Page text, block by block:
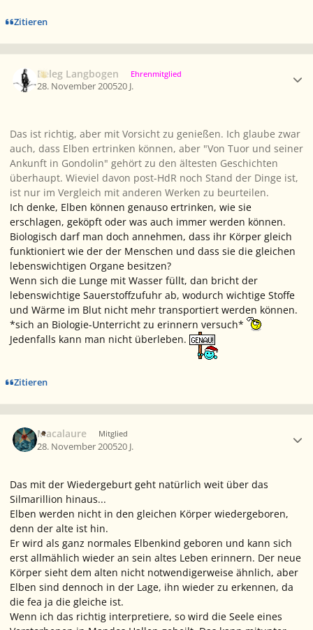
Zitieren
Beleg Langbogen Ehrenmitglied
28. November 200520 J.
Das ist richtig, aber mit Vorsicht zu genießen. Ich glaube zwar
auch, dass Elben ertrinken können, aber "Von Tuor und seiner
Ankunft in Gondolin" gehört zu den ältesten Geschichten
überhaupt. Wieviel davon post-HdR noch Stand der Dinge ist,
ist nur im Vergleich mit anderen Werken zu beurteilen.
Ich denke, Elben können genauso ertrinken, wie sie
erschlagen, geköpft oder was auch immer werden können.
Biologisch darf man doch annehmen, dass ihr Körper gleich
funktioniert wie der der Menschen und dass sie die gleichen
lebenswichtigen Organe besitzen?
Wenn sich die Lunge mit Wasser füllt, dan bricht der
lebenswichtige Sauerstoffzufuhr ab, wodurch wichtige Stoffe
und Wärme im Blut nicht mehr transportiert werden können.
*sich an Biologie-Unterricht zu erinnern versuch*
Jedenfalls kann man nicht überleben.
Zitieren
Macalaure Mitglied
28. November 200520 J.
Das mit der Wiedergeburt geht natürlich weit über das
Silmarillion hinaus...
Elben werden nicht in den gleichen Körper wiedergeboren,
denn der alte ist hin.
Er wird als ganz normales Elbenkind geboren und kann sich
erst allmählich wieder an sein altes Leben erinnern. Der neue
Körper sieht dem alten nicht notwendigerweise ähnlich, aber
Elben sind dennoch in der Lage, ihn wieder zu erkennen, da
die fea ja die gleiche ist.
Wenn ich das richtig interpretiere, so wird die Seele eines